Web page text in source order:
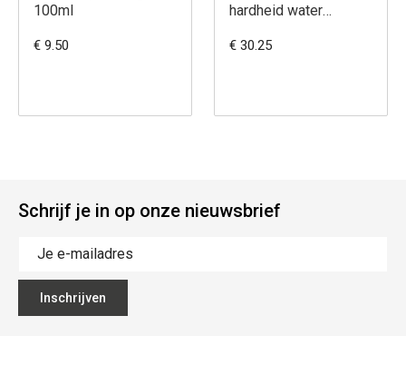
100ml
€ 9.50
hardheid water
€ 30.25
Schrijf je in op onze nieuwsbrief
Inschrijven